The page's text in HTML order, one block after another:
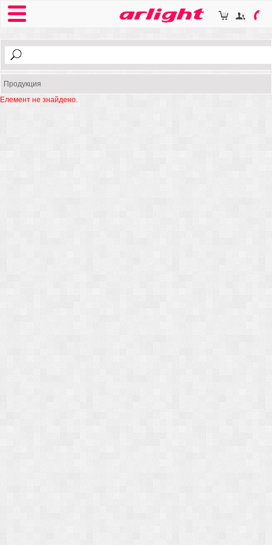
Продукция
Елемент не знайдено.